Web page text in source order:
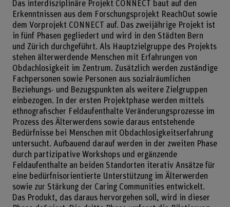
Das interdisziplinäre Projekt CONNECT baut auf den
Erkenntnissen aus dem Forschungsprojekt ReachOut sowie
dem Vorprojekt CONNECT auf. Das zweijährige Projekt ist
in fünf Phasen gegliedert und wird in den Städten Bern
und Zürich durchgeführt. Als Hauptzielgruppe des Projekts
stehen älterwerdende Menschen mit Erfahrungen von
Obdachlosigkeit im Zentrum. Zusätzlich werden zuständige
Fachpersonen sowie Personen aus sozialräumlichen
Beziehungs- und Bezugspunkten als weitere Zielgruppen
einbezogen. In der ersten Projektphase werden mittels
ethnografischer Feldaufenthalte Veränderungsprozesse im
Prozess des Älterwerdens sowie daraus entstehende
Bedürfnisse bei Menschen mit Obdachlosigkeitserfahrung
untersucht. Aufbauend darauf werden in der zweiten Phase
durch partizipative Workshops und ergänzende
Feldaufenthalte an beiden Standorten iterativ Ansätze für
eine bedürfnisorientierte Unterstützung im Älterwerden
sowie zur Stärkung der Caring Communities entwickelt.
Das Produkt, das daraus hervorgehen soll, wird in dieser